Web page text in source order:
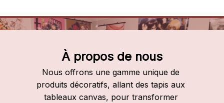
À propos de nous
Nous offrons une gamme unique de
produits décoratifs, allant des tapis aux
tableaux canvas, pour transformer